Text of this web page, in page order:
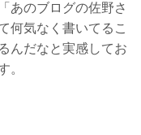
あのブログの佐野さ
何気なく書いてるこ
んだなと実感してお
。